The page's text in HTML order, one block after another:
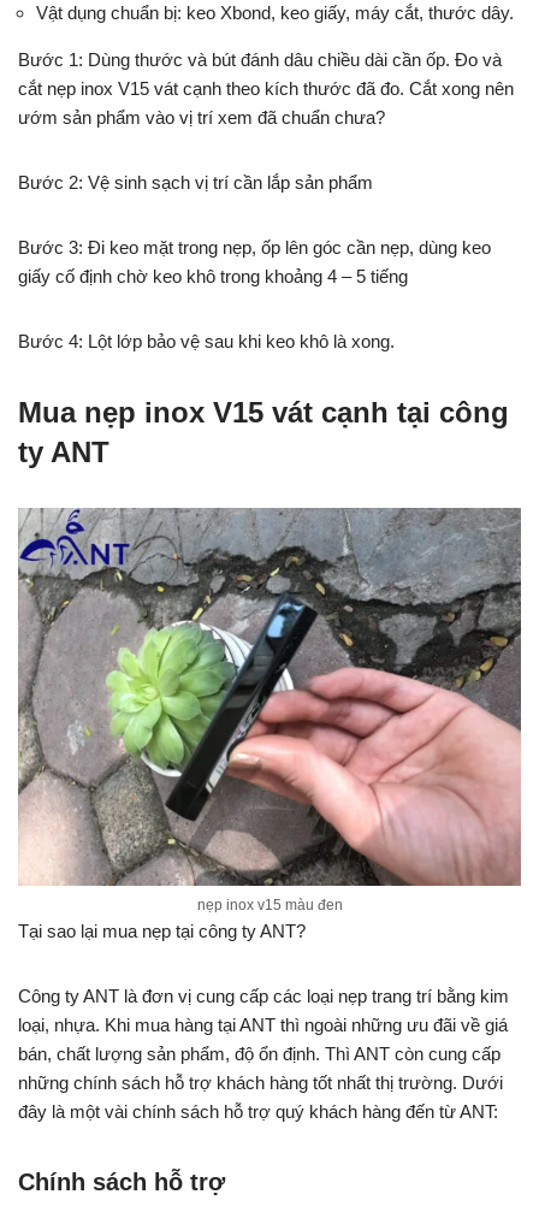
Vật dụng chuẩn bị: keo Xbond, keo giấy, máy cắt, thước dây.
Bước 1: Dùng thước và bút đánh dâu chiều dài cần ốp. Đo và
cắt nẹp inox V15 vát cạnh theo kích thước đã đo. Cắt xong nên
ướm sản phẩm vào vị trí xem đã chuẩn chưa?
Bước 2: Vệ sinh sạch vị trí cần lắp sản phẩm
Bước 3: Đi keo mặt trong nẹp, ốp lên góc cần nẹp, dùng keo
giấy cố định chờ keo khô trong khoảng 4 – 5 tiếng
Bước 4: Lột lớp bảo vệ sau khi keo khô là xong.
Mua nẹp inox V15 vát cạnh tại công
ty ANT
nẹp inox v15 màu đen
Tại sao lại mua nẹp tại công ty ANT?
Công ty ANT là đơn vị cung cấp các loại nẹp trang trí bằng kim
loại, nhựa. Khi mua hàng tại ANT thì ngoài những ưu đãi về giá
bán, chất lượng sản phẩm, độ ổn định. Thì ANT còn cung cấp
những chính sách hỗ trợ khách hàng tốt nhất thị trường. Dưới
đây là một vài chính sách hỗ trợ quý khách hàng đến từ ANT:
Chính sách hỗ trợ